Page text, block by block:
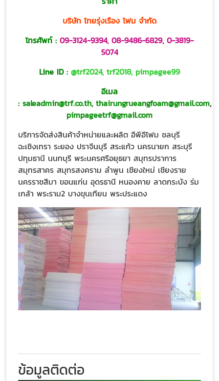
บริษัท ไทยรุ่งเรือง โฟม จำกัด
โทรศัพท์ : 09-3124-9394, 08-9486-6829, 0-3819-
5074
Line ID : @trf2024, trf2018, pimpagee99
อีเมล
: saleadmin@trf.co.th, thairungrueangfoam@gmail.com,
pimpageetrf@gmail.com
บริการจัดส่งสินค้าจำหน่ายและผลิต อีพีอีโฟม ชลบุรี
ฉะเชิงเทรา ระยอง ปราจีนบุรี สระแก้ว นครนายก สระบุรี
ปทุมธานี นนทบุรี พระนครศรีอยุธยา สมุทรปราการ
สมุทรสาคร สมุทรสงคราม ลำพูน เชียงใหม่ เชียงราย
นครราชสีมา ขอนแก่น อุดรธานี หนองคาย ลาดกระบัง ร่ม
เกล้า พระราม2 บางขุนเทียน พระประแดง
ข้อมูลติดต่อ